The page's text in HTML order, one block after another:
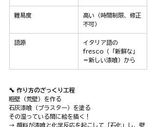
難易度
高い（時間制限、修正
不可）
語源
イタリア語の
fresco（「新鮮な」
＝新しい漆喰）から
🔧 作り方のざっくり工程
粗壁（荒壁）を作る
石灰漆喰（プラスター）を塗る
その湿っている間に絵を描く！
→ 顔料が漆喰と化学反応を起こして「石化」し、壁